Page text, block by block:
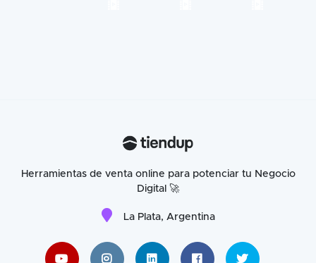
Herramientas de venta online para potenciar tu Negocio
Digital 🚀
La Plata, Argentina